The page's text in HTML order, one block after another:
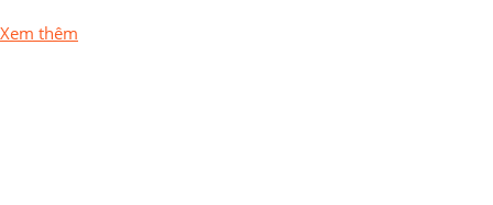
Xem thêm